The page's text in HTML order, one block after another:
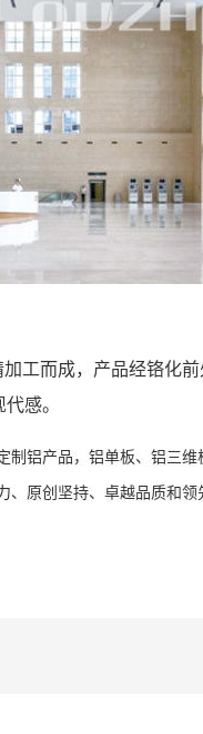
而成，产品经铬化
感。
铝产品，铝单板、铝三
原创坚持、卓越品质和